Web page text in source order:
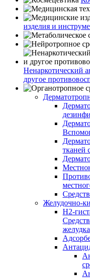
изделия и
Ненаркотический
другое
тканей
Желудочно-
H2-
желудка